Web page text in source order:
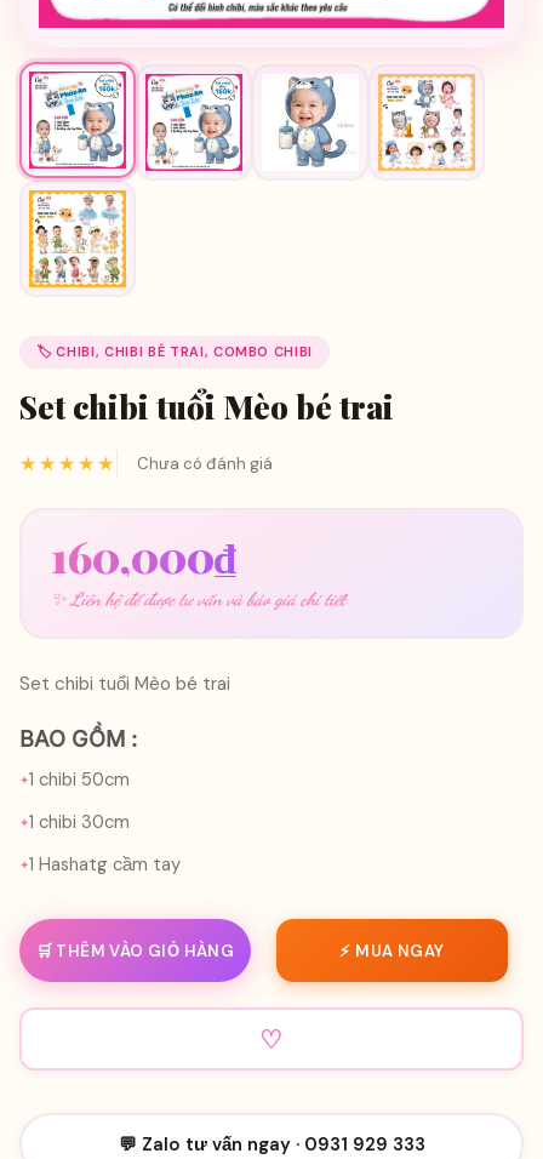
🏷️ CHIBI, CHIBI BÉ TRAI, COMBO CHIBI
Set chibi tuổi Mèo bé trai
★★★★★ Chưa có đánh giá
160,000₫
✨ Liên hệ để được tư vấn và báo giá chi tiết
Set chibi tuổi Mèo bé trai
BAO GỒM :
1 chibi 50cm
1 chibi 30cm
1 Hashatg cầm tay
🛒 THÊM VÀO GIỎ HÀNG ⚡ MUA NGAY
♡
💬 Zalo tư vấn ngay · 0931 929 333